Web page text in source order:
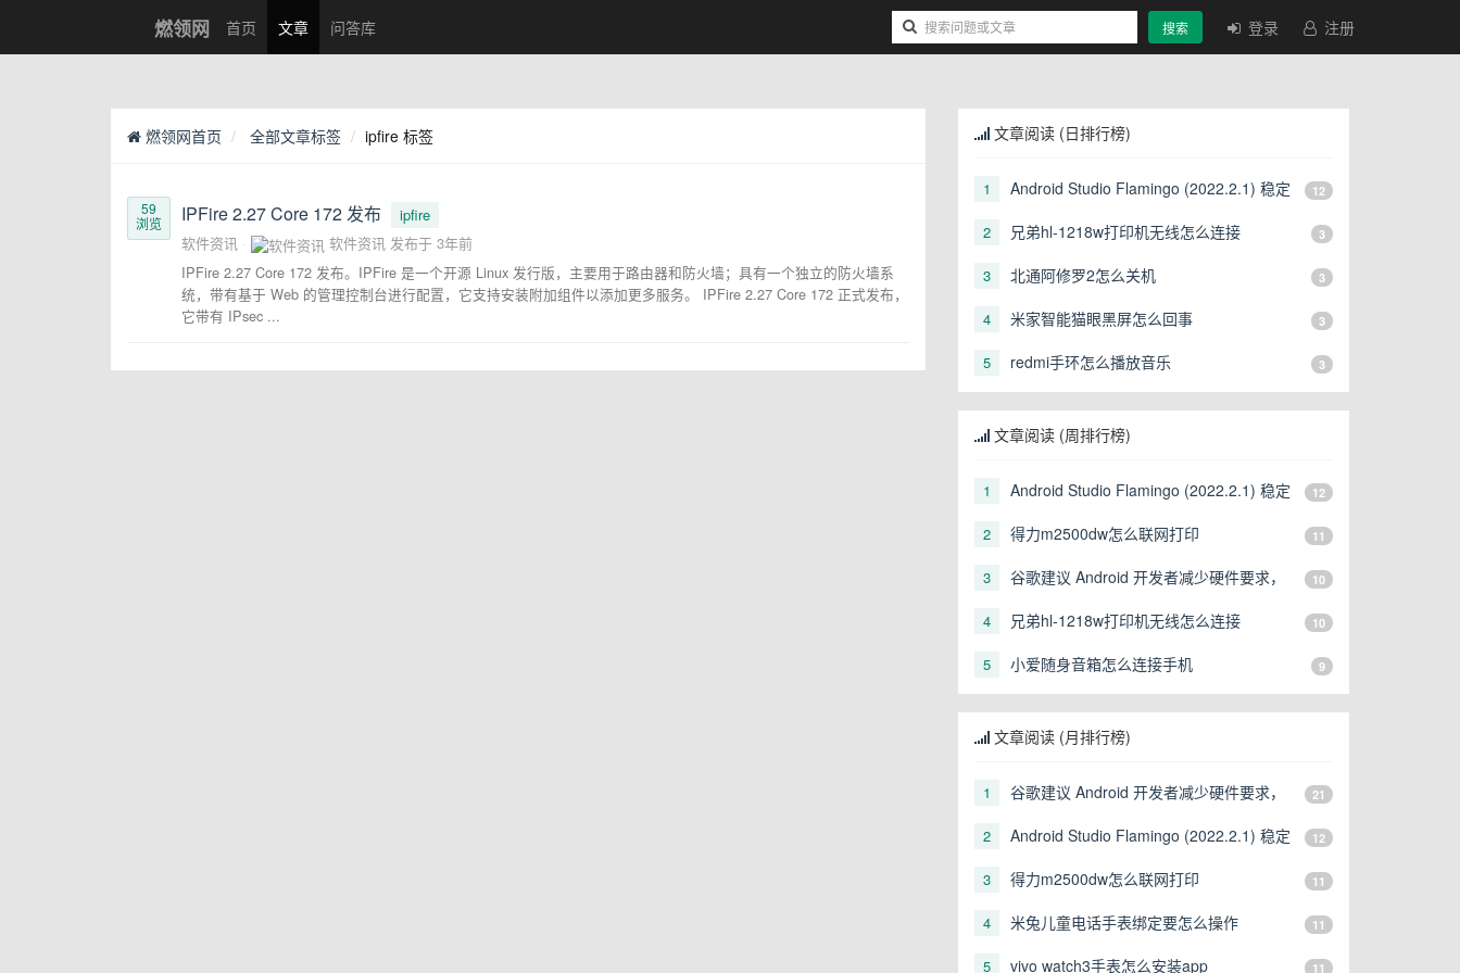
燃领网 首页 文章 问答库 搜索 登录 注册
燃领网首页 全部文章标签 ipfire 标签
59
浏览
IPFire 2.27 Core 172 发布
ipfire
软件资讯
软件资讯 发布于 3年前
IPFire 2.27 Core 172 发布。IPFire 是一个开源 Linux 发行版，主要用于路由器和防火墙；具有一个独立的防火墙系
统，带有基于 Web 的管理控制台进行配置，它支持安装附加组件以添加更多服务。 IPFire 2.27 Core 172 正式发布，
它带有 IPsec ...
文章阅读 (日排行榜)
1
Android Studio Flamingo (2022.2.1) 稳定
12
2 兄弟hl-1218w打印机无线怎么连接 3
3 北通阿修罗2怎么关机 3
4 米家智能猫眼黑屏怎么回事 3
5 redmi手环怎么播放音乐 3
文章阅读 (周排行榜)
1
Android Studio Flamingo (2022.2.1) 稳定
12
2 得力m2500dw怎么联网打印 11
3
谷歌建议 Android 开发者减少硬件要求，
10
4 兄弟hl-1218w打印机无线怎么连接 10
5 小爱随身音箱怎么连接手机 9
文章阅读 (月排行榜)
1
谷歌建议 Android 开发者减少硬件要求，
21
2
Android Studio Flamingo (2022.2.1) 稳定
12
3 得力m2500dw怎么联网打印 11
4 米兔儿童电话手表绑定要怎么操作 11
5 vivo watch3手表怎么安装app 11